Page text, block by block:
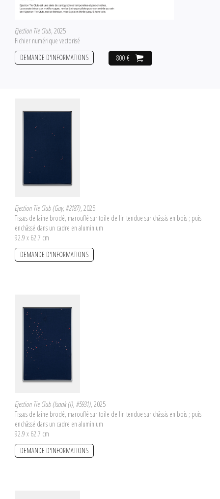
Ejection Tie Club, 2025
Fichier numérique vectorisé
800 €
DEMANDE D'INFORMATIONS
Ejection Tie Club (Guy, #2187), 2025
Tissus de laine brodé, marouflé sur toile de lin tendue sur châssis en bois ; puis
enchâssé dans un cadre en aluminium
92.9 x 62.7 cm
DEMANDE D'INFORMATIONS
Ejection Tie Club (Isaak (I), #5931), 2025
Tissus de laine brodé, marouflé sur toile de lin tendue sur châssis en bois ; puis
enchâssé dans un cadre en aluminium
92.9 x 62.7 cm
DEMANDE D'INFORMATIONS